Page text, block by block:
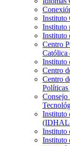
Instituto
Instituto
Instituto
Centro
Católica
Instituto
Centro
Centro
Consejo
Instituto
Instituto
Instituto